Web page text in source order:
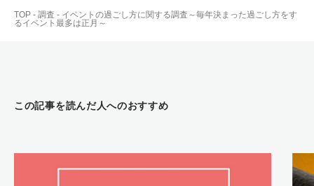
TOP - 調査 - イベントの過ごし方に関する調査～毎年決まった過ごし方をす
るイベント最多は正月～
この記事を読んだ人へのおすすめ